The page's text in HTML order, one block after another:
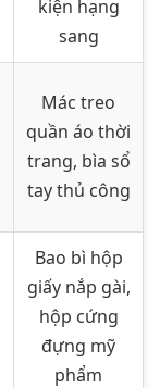
kiện hạng
sang
Mác treo
quần áo thời
trang, bìa sổ
tay thủ công
Bao bì hộp
giấy nắp gài,
hộp cứng
đựng mỹ
phẩm